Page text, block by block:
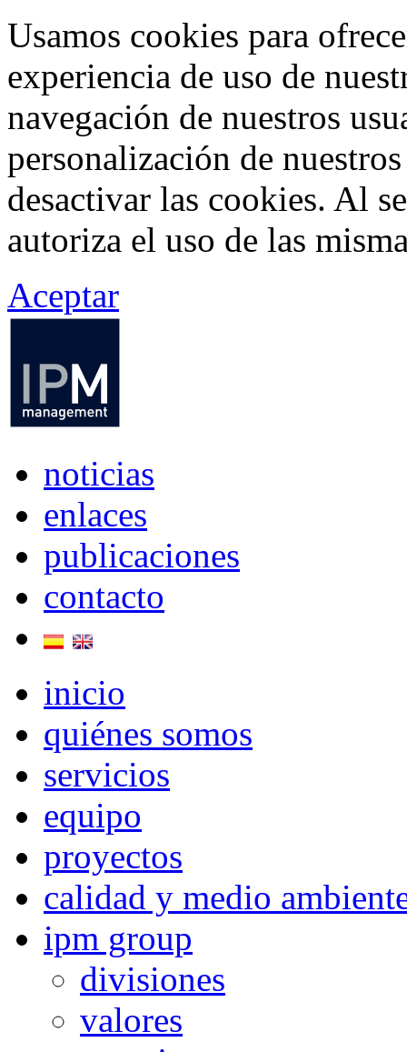
Usamos cookies para
experiencia de uso de
navegación de nuestros
personalización de
desactivar las cookies. Al
autoriza el uso de las
Aceptar
noticias
enlaces
publicaciones
contacto
inicio
quiénes somos
servicios
equipo
proyectos
calidad y medio
ipm group
divisiones
valores